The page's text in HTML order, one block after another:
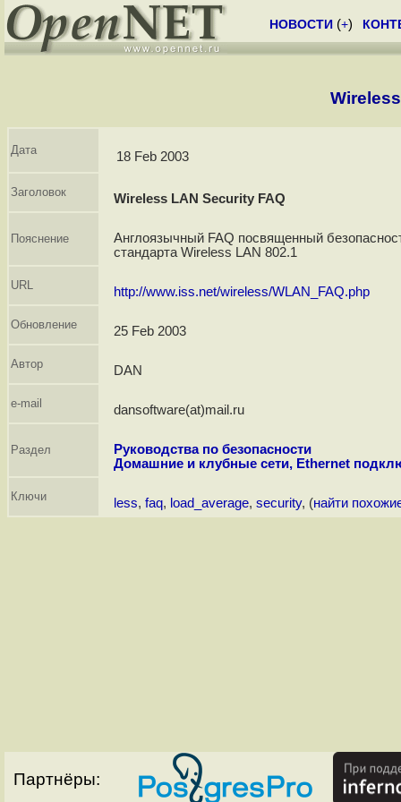
НОВОСТИ (+)
Дата 18 Feb 2003
Заголовок Wireless LAN Security FAQ
Пояснение
Англоязычный FAQ посвященный
стандарта Wireless LAN 802.1
URL http://www.iss.net/wireless/WLAN_FAQ.php
Обновление 25 Feb 2003
Автор DAN
e-mail dansoftware(at)mail.ru
Раздел
Руководства по безопасности
Домашние и клубные сети, Ethernet
Ключи less, faq, load_average, security, (найти
Партнёры: